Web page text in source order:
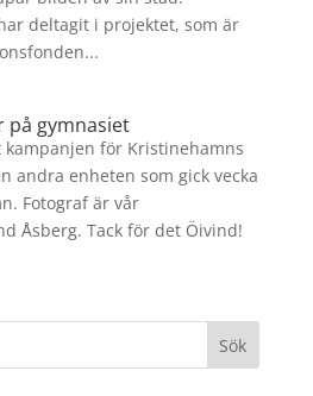
deltagit i projektet, som är
gymnasiet
för Kristinehamns
andra enheten som gick vecka
Fotograf är vår
Åsberg. Tack för det Öivind!